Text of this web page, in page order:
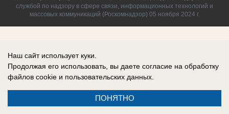
службой по надзору в сфере связи, информационных технологий и
массовых коммуникаций (Роскомнадзор) 05 ноября 2024 г.
Наш сайт использует куки.
Продолжая его использовать, вы даете согласие на обработку
файлов cookie и пользовательских данных.
ПОНЯТНО